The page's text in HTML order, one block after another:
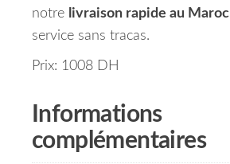
notre livraison rapide au Maroc
service sans tracas.
Prix: 1008 DH
Informations
complémentaires